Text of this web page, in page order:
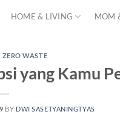
HOME & LIVING MOM
ZERO WASTE
yang Kamu
BY DWI SASETYANINGTYAS